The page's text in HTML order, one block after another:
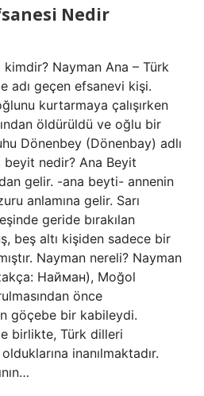
Nedir
Nayman Ana – Türk
adı geçen efsanevi kişi.
kurtarmaya çalışırken
öldürüldü ve oğlu bir
Dönenbey (Dönenbay) adlı
nedir? Ana Beyit
gelir. -ana beyti- annenin
anlamına gelir. Sarı
geride bırakılan
beş altı kişiden sadece bir
Nayman nereli? Nayman
Найман), Moğol
önce
göçebe bir kabileydi.
birlikte, Türk dilleri
inanılmaktadır.